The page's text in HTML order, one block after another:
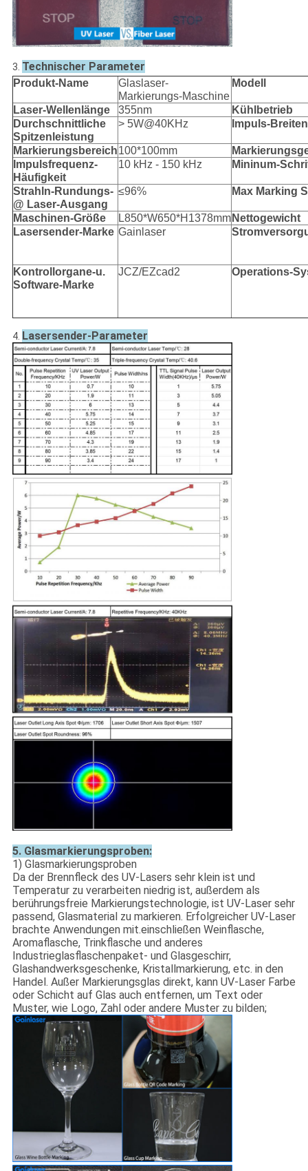
3. Technischer Parameter
Produkt-Name
Glaslaser-
Markierungs-Maschine
Modell
Laser-Wellenlänge 355nm
Kühlbetrieb
Durchschnittliche
Spitzenleistung
> 5W@40KHz Impuls-
Markierungsbereich100*100mm
Impulsfrequenz-
Häufigkeit
10 kHz - 150 kHz Mininum-
Strahln-Rundungs-
@ Laser-Ausgang
≤96% Max Marking
Maschinen-Größe L850*W650*H1378mm Nettogewicht
Lasersender-Marke Gainlaser
Kontrollorgane-u.
Software-Marke
JCZ/EZcad2 Operations-
4. Lasersender-Parameter
5. Glasmarkierungsproben:
1) Glasmarkierungsproben
Da der Brennfleck des UV-Lasers sehr klein ist und
Temperatur zu verarbeiten niedrig ist, außerdem als
berührungsfreie Markierungstechnologie, ist UV-Laser sehr
passend, Glasmaterial zu markieren. Erfolgreicher UV-Laser
brachte Anwendungen mit.einschließen Weinflasche,
Aromaflasche, Trinkflasche und anderes
Industrieglasflaschenpaket- und Glasgeschirr,
Glashandwerksgeschenke, Kristallmarkierung, etc. in den
Handel. Außer Markierungsglas direkt, kann UV-Laser Farbe
oder Schicht auf Glas auch entfernen, um Text oder
Muster, wie Logo, Zahl oder andere Muster zu bilden;